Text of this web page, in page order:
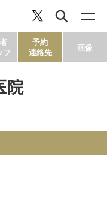
フ
予約
連絡先
画像
院